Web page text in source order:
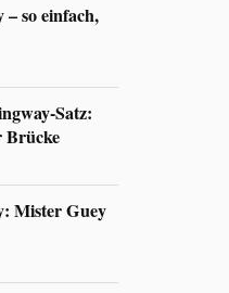
so einfach,
Satz:
Brücke
Mister Guey